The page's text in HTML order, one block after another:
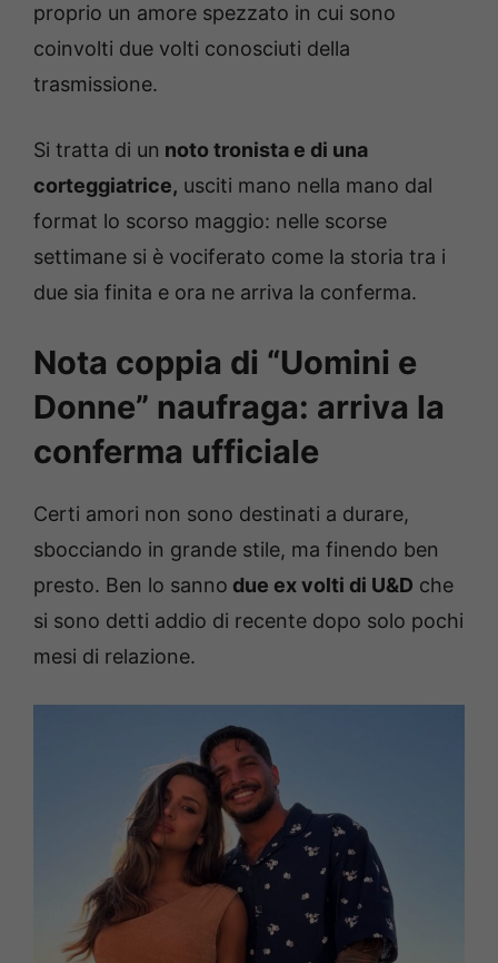
proprio un amore spezzato in cui sono
coinvolti due volti conosciuti della
trasmissione.
Si tratta di un noto tronista e di una
corteggiatrice, usciti mano nella mano dal
format lo scorso maggio: nelle scorse
settimane si è vociferato come la storia tra i
due sia finita e ora ne arriva la conferma.
Nota coppia di “Uomini e
Donne” naufraga: arriva la
conferma ufficiale
Certi amori non sono destinati a durare,
sbocciando in grande stile, ma finendo ben
presto. Ben lo sanno due ex volti di U&D che
si sono detti addio di recente dopo solo pochi
mesi di relazione.